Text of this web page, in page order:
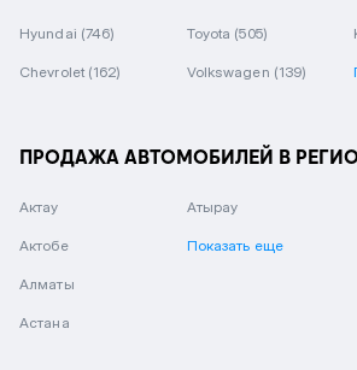
Hyundai (746) Toyota (505)
Chevrolet (162) Volkswagen (139)
ПРОДАЖА АВТОМОБИЛЕЙ В
Актау
Актобе
Алматы
Астана
Атырау
Показать еще